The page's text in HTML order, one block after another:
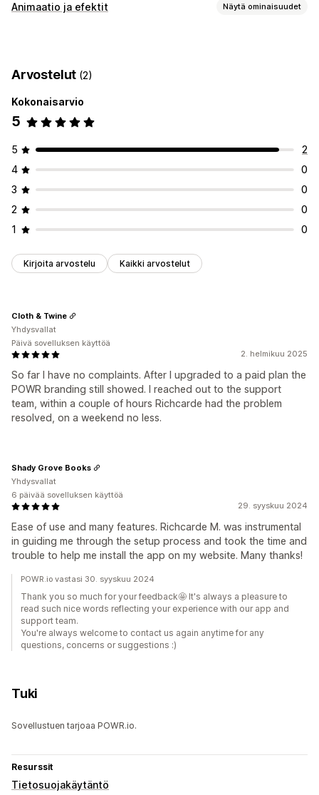
Animaatio ja efektit Näytä ominaisuudet
Tiedostojen lataus (lähettäminen)
Kausittaiset tapahtumat
Black Friday (BFCM)
Arvostelut (2)
Kokonaisarvio
5
5
2
4
0
3
0
2
0
1
0
Kirjoita arvostelu Kaikki arvostelut
2. helmikuu 2025
So far I have no complaints. After I upgraded to a paid plan the
POWR branding still showed. I reached out to the support
team, within a couple of hours Richcarde had the problem
resolved, on a weekend no less.
Cloth & Twine
Yhdysvallat
Päivä sovelluksen käyttöä
29. syyskuu 2024
Ease of use and many features. Richcarde M. was instrumental
in guiding me through the setup process and took the time and
trouble to help me install the app on my website. Many thanks!
Shady Grove Books
Yhdysvallat
6 päivää sovelluksen käyttöä
POWR.io vastasi 30. syyskuu 2024
Thank you so much for your feedback🤩️ It's always a pleasure to
read such nice words reflecting your experience with our app and
support team.
You're always welcome to contact us again anytime for any
questions, concerns or suggestions :)
Tuki
Sovellustuen tarjoaa POWR.io.
Resurssit
Tietosuojakäytäntö